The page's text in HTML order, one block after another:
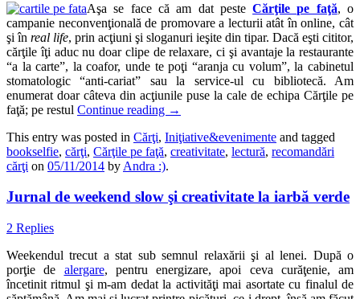
Aşa se face că am dat pesteCărţile pe faţă, o
campanie neconvenţională de promovare a lecturii atât în online, cât
şi în real life, prin acţiuni şi sloganuri ieşite din tipar. Dacă eşti cititor,
cărţile îţi aduc nu doar clipe de relaxare, ci şi avantaje la restaurante
“a la carte”, la coafor, unde te poţi “aranja cu volum”, la cabinetul
stomatologic “anti-cariat” sau la service-ul cu bibliotecă. Am
enumerat doar câteva din acţiunile puse la cale de echipa Cărţile pe
faţă; pe restul Continue reading →
This entry was posted in Cărţi, Iniţiative&evenimente and tagged
bookselfie, cărţi, Cărţile pe faţă, creativitate, lectură, recomandări
cărţi on 05/11/2014 by Andra :).
Jurnal de weekend slow şi creativitate la iarbă verde
2 Replies
Weekendul trecut a stat sub semnul relaxării şi al lenei. După o
porţie de alergare, pentru energizare, apoi ceva curăţenie, am
încetinit ritmul şi m-am dedat la activităţi mai asortate cu finalul de